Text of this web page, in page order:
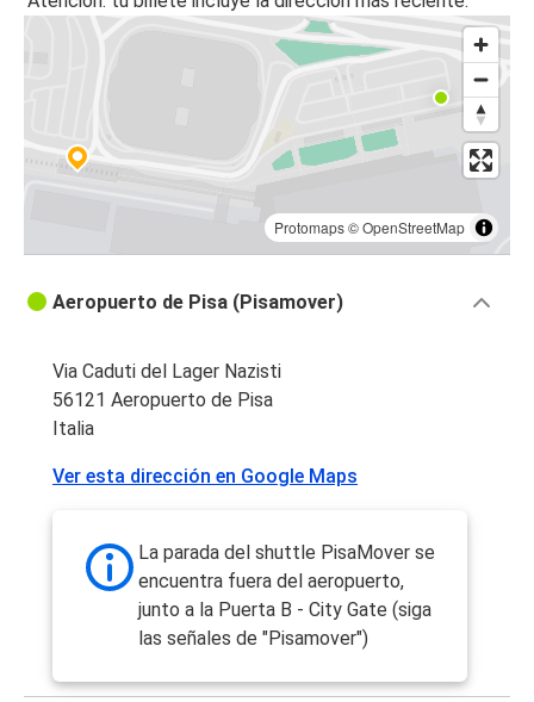
Protomaps©OpenStreetMap
Aeropuerto de Pisa (Pisamover)
Via Caduti del Lager Nazisti
56121 Aeropuerto de Pisa
Italia
Ver esta dirección en Google Maps
La parada del shuttle PisaMover se
encuentra fuera del aeropuerto,
junto a la Puerta B - City Gate (siga
las señales de "Pisamover")